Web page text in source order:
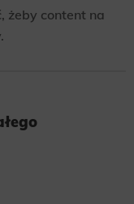
żeby content na